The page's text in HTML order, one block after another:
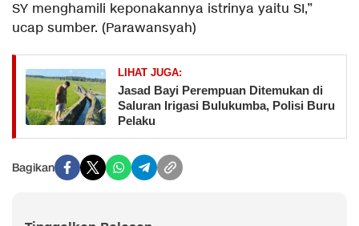
SY menghamili keponakannya istrinya yaitu SI,”
ucap sumber. (Parawansyah)
LIHAT JUGA:
Jasad Bayi Perempuan Ditemukan di
Saluran Irigasi Bulukumba, Polisi Buru
Pelaku
Bagikan